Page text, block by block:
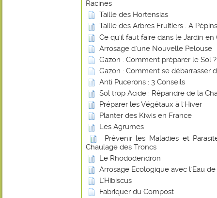
Racines
Taille des Hortensias
Taille des Arbres Fruitiers : A
Ce qu'il faut faire dans le Jardin en
Arrosage d'une Nouvelle Pelouse
Gazon : Comment préparer le Sol ?
Gazon : Comment se débarrasser
Anti Pucerons : 3 Conseils
Sol trop Acide : Répandre de la
Préparer les Végétaux à l'Hiver
Planter des Kiwis en France
Les Agrumes
Prévenir les Maladies et
Chaulage des Troncs
Le Rhododendron
Arrosage Ecologique avec l'Eau
L'Hibiscus
Fabriquer du Compost